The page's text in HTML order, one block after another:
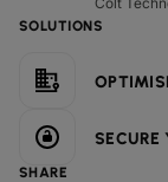
SOLUTIONS
SECURE
SHARE